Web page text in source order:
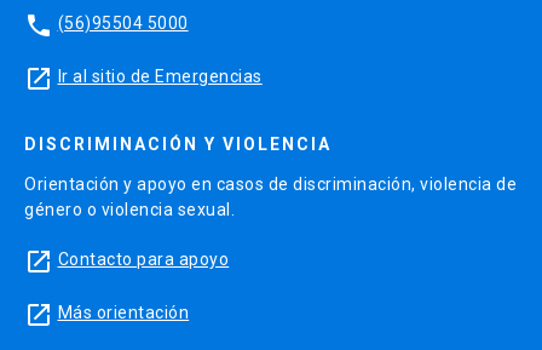
phone (56)95504 5000
launch Ir al sitio de Emergencias
DISCRIMINACIÓN Y VIOLENCIA
Orientación y apoyo en casos de discriminación, violencia de
género o violencia sexual.
launch Contacto para apoyo
launch Más orientación